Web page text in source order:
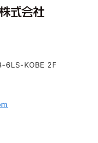
6LS-KOBE 2F